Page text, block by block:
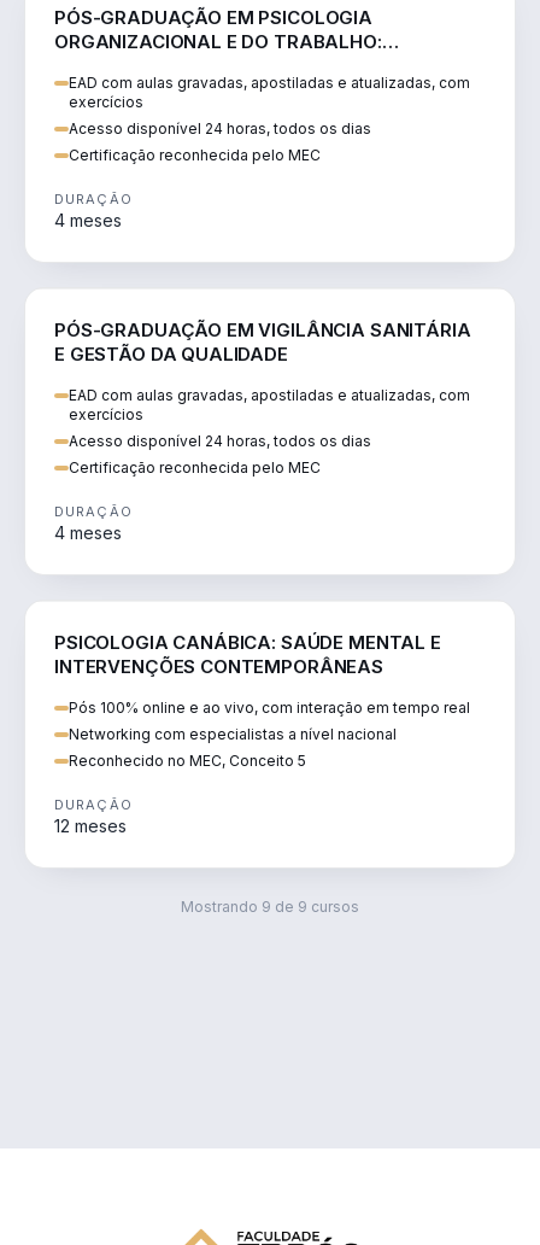
PÓS-GRADUAÇÃO EM PSICOLOGIA
ORGANIZACIONAL E DO TRABALHO:
EAD com aulas gravadas, apostiladas e atualizadas, com
exercícios
Acesso disponível 24 horas, todos os dias
Certificação reconhecida pelo MEC
DURAÇÃO
4 meses
PÓS-GRADUAÇÃO EM VIGILÂNCIA SANITÁRIA
E GESTÃO DA QUALIDADE
EAD com aulas gravadas, apostiladas e atualizadas, com
exercícios
Acesso disponível 24 horas, todos os dias
Certificação reconhecida pelo MEC
DURAÇÃO
4 meses
PSICOLOGIA CANÁBICA: SAÚDE MENTAL E
INTERVENÇÕES CONTEMPORÂNEAS
Pós 100% online e ao vivo, com interação em tempo real
Networking com especialistas a nível nacional
Reconhecido no MEC, Conceito 5
DURAÇÃO
12 meses
Mostrando 9 de 9 cursos